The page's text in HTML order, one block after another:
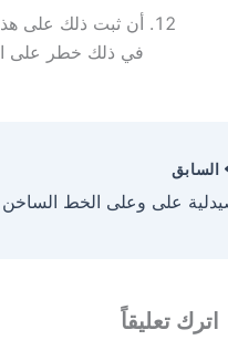
أن ثبت ذلك على
في ذلك خطر على
السابق
اترك تعليقاً